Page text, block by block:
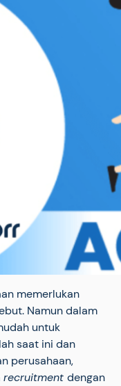
memerlukan
Namun dalam
untuk
saat ini dan
perusahaan,
recruitment dengan